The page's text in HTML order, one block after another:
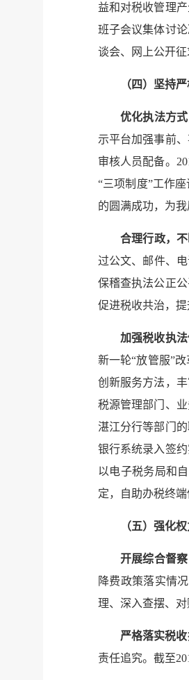
益和对税收管理
班子会议集体讨
谈会、网上公开
（四）坚持
优化执法方式
示平台加强事前
审核人员配备。
“三项制度”工作
的圆满成功，为
合理行政，不
过公文、邮件、
保稽查执法公正
促进税收共治，提
加强税收执
新一轮“放管服”
创新服务方法，
税源管理部门、
湛江分行等部门
银行系统录入签
以电子税务局和
定，自助办税终
（五）强化
开展综合督
降费政策落实情
理、深入查摆、对
严格落实税
责任追究。截至